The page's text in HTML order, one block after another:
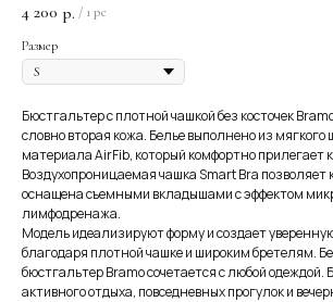
4 200 р. / 1 pc
Размер
Бюстгальтер с плотной чашкой без косточек
словно вторая кожа. Белье выполнено из мягкого
материала AirFib, который комфортно прилегает
Воздухопроницаемая чашка Smart Bra
оснащена съемными вкладышами с эффектом
лимфодренажа.
Модель идеализируют форму и создает
благодаря плотной чашке и широким бретелям.
бюстгальтер Bramo сочетается с любой одеждой.
активного отдыха, повседневных прогулок и
Оплатите сегодня 25% стоимости
любого банка, остальное — тремя
Оплата
сегодня
25%
Через
2 недели
Через
4 недели
Без комиссий и